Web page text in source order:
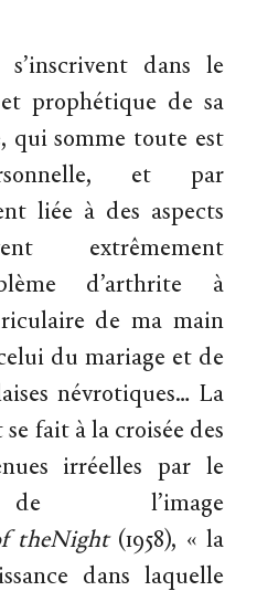
dans le
prophétique de sa
qui somme toute est
et par
liée à des aspects
extrêmement
d’arthrite à
de ma main
du mariage et de
névrotiques… La
se fait à la croisée des
irréelles par le
l’image
theNight(1958), « la
dans laquelle